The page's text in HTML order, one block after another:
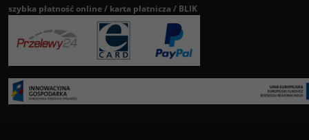
szybka płatność online / karta płatnicza / BLIK